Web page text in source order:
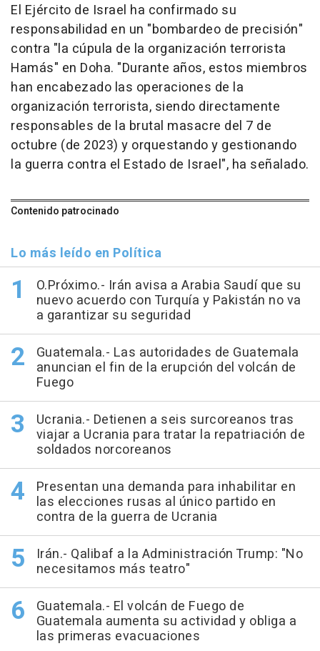
El Ejército de Israel ha confirmado su
responsabilidad en un "bombardeo de precisión"
contra "la cúpula de la organización terrorista
Hamás" en Doha. "Durante años, estos miembros
han encabezado las operaciones de la
organización terrorista, siendo directamente
responsables de la brutal masacre del 7 de
octubre (de 2023) y orquestando y gestionando
la guerra contra el Estado de Israel", ha señalado.
Contenido patrocinado
Lo más leído en Política
O.Próximo.- Irán avisa a Arabia Saudí que su
nuevo acuerdo con Turquía y Pakistán no va
a garantizar su seguridad
Guatemala.- Las autoridades de Guatemala
anuncian el fin de la erupción del volcán de
Fuego
Ucrania.- Detienen a seis surcoreanos tras
viajar a Ucrania para tratar la repatriación de
soldados norcoreanos
Presentan una demanda para inhabilitar en
las elecciones rusas al único partido en
contra de la guerra de Ucrania
Irán.- Qalibaf a la Administración Trump: "No
necesitamos más teatro"
Guatemala.- El volcán de Fuego de
Guatemala aumenta su actividad y obliga a
las primeras evacuaciones